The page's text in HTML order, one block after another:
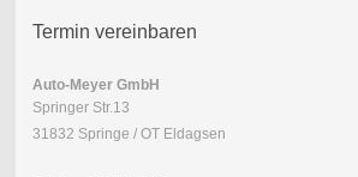
Termin vereinbaren
Auto-Meyer GmbH
Springer Str.13
31832 Springe / OT Eldagsen